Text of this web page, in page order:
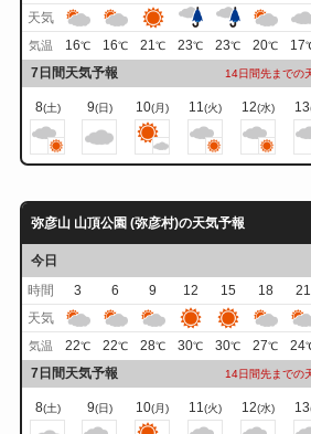
天気
気温 16℃ 16℃ 21℃ 23℃ 23℃ 20℃ 17
7日間天気予報 14日間先までの
8(土) 9(日) 10(月) 11(火) 12(水) 13
弥彦山 山頂公園 (弥彦村)の天気予報
今日
時間
3 6 9 12 15 18 21
天気
気温 22℃ 22℃ 28℃ 30℃ 30℃ 27℃ 24
7日間天気予報 14日間先までの
8(土) 9(日) 10(月) 11(火) 12(水) 13